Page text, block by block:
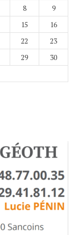
8
9
15
16
22
23
29
30